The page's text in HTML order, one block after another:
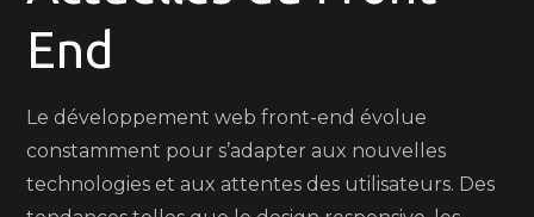
End
Le développement web front-end évolue
constamment pour s’adapter aux nouvelles
technologies et aux attentes des utilisateurs. Des